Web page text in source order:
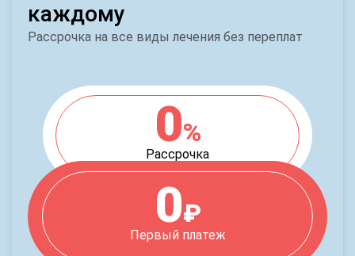
каждому
Рассрочка на все виды лечения без переплат
0%
Рассрочка
0₽
Первый платеж